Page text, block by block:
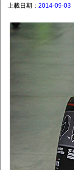
上載日期： 2014-09-03